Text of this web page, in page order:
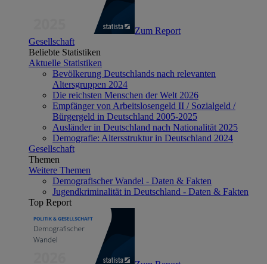
Zum Report
Gesellschaft
Beliebte Statistiken
Aktuelle Statistiken
Bevölkerung Deutschlands nach relevanten
Altersgruppen 2024
Die reichsten Menschen der Welt 2026
Empfänger von Arbeitslosengeld II / Sozialgeld /
Bürgergeld in Deutschland 2005-2025
Ausländer in Deutschland nach Nationalität 2025
Demografie: Altersstruktur in Deutschland 2024
Gesellschaft
Themen
Weitere Themen
Demografischer Wandel - Daten & Fakten
Jugendkriminalität in Deutschland - Daten & Fakten
Top Report